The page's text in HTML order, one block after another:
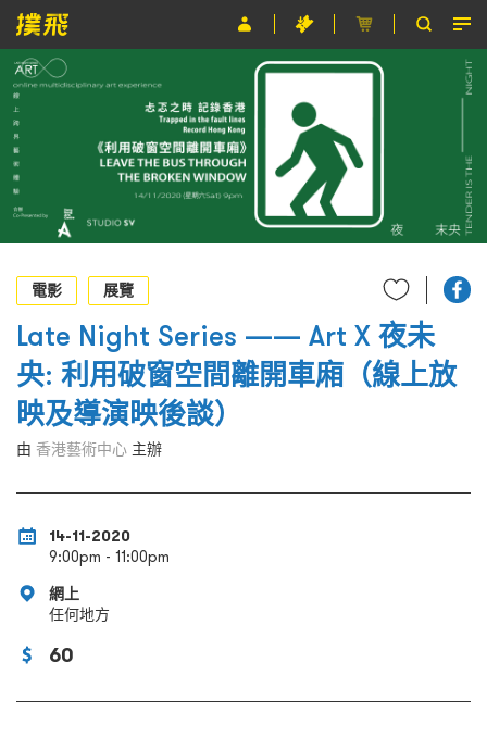
節目
主辦單位
關於撲飛
條款及細則
EN
電影
展覽
Late Night Series —— Art X 夜未
央: 利用破窗空間離開車廂（線上放
映及導演映後談）
由 香港藝術中心 主辦
14-11-2020
9:00pm - 11:00pm
網上
任何地方
60